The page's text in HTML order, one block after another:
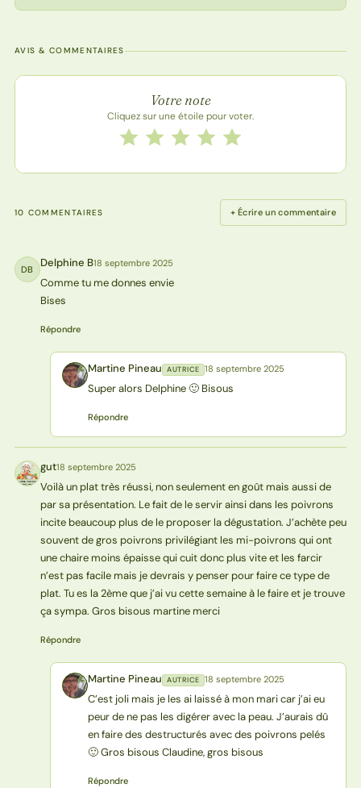
AVIS & COMMENTAIRES
Note de la recette
Votre note
Cliquez sur une étoile pour voter.
Notez cette recette de 1 à 5 étoiles
5 étoiles
4 étoiles
3 étoiles
2 étoiles
1 étoile
10 COMMENTAIRES + Écrire un commentaire
DB Delphine B18 septembre 2025
Comme tu me donnes envie
Bises
Répondre
MP Martine Pineau AUTRICE 18 septembre 2025
Super alors Delphine 🙂 Bisous
Répondre
G gut18 septembre 2025
Voilà un plat très réussi, non seulement en goût mais aussi de
par sa présentation. Le fait de le servir ainsi dans les poivrons
incite beaucoup plus de le proposer la dégustation. J’achète peu
souvent de gros poivrons privilégiant les mi-poivrons qui ont
une chaire moins épaisse qui cuit donc plus vite et les farcir
n’est pas facile mais je devrais y penser pour faire ce type de
plat. Tu es la 2ème que j’ai vu cette semaine à le faire et je trouve
ça sympa. Gros bisous martine merci
Répondre
MP Martine Pineau AUTRICE 18 septembre 2025
C’est joli mais je les ai laissé à mon mari car j’ai eu
peur de ne pas les digérer avec la peau. J’aurais dû
en faire des destructurés avec des poivrons pelés
🙂 Gros bisous Claudine, gros bisous
Répondre